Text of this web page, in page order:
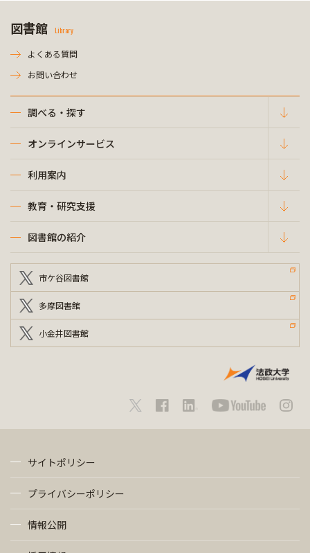
図書館 Library
よくある質問
お問い合わせ
調べる・探す
オンラインサービス
利用案内
教育・研究支援
図書館の紹介
市ケ谷図書館
多摩図書館
小金井図書館
サイトポリシー
プライバシーポリシー
情報公開